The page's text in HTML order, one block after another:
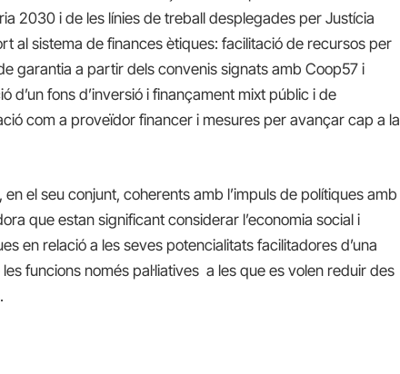
2030 i de les línies de treball desplegades per Justícia
al sistema de finances ètiques: facilitació de recursos per
garantia a partir dels convenis signats amb Coop57 i
d’un fons d’inversió i finançament mixt públic i de
com a proveïdor financer i mesures per avançar cap a la
el seu conjunt, coherents amb l’impuls de polítiques amb
que estan significant considerar l’economia social i
en relació a les seves potencialitats facilitadores d’una
funcions només pal·liatives a les que es volen reduir des